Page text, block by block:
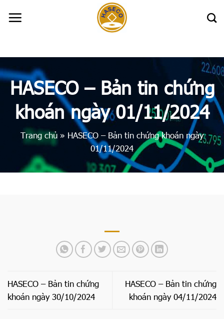
HASECO – Bản tin chứng
khoán ngày 01/11/2024
Trang chủ » HASECO – Bản tin chứng khoán ngày
01/11/2024
HASECO – Bản tin chứng
khoán ngày 30/10/2024
HASECO – Bản tin chứng
khoán ngày 04/11/2024